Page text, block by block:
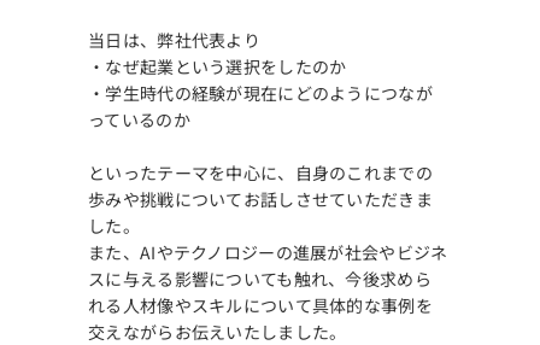
当日は、弊社代表より
・なぜ起業という選択をしたのか
・学生時代の経験が現在にどのようにつなが
っているのか
といったテーマを中心に、自身のこれまでの
歩みや挑戦についてお話しさせていただきま
した。
また、AIやテクノロジーの進展が社会やビジネ
スに与える影響についても触れ、今後求めら
れる人材像やスキルについて具体的な事例を
交えながらお伝えいたしました。